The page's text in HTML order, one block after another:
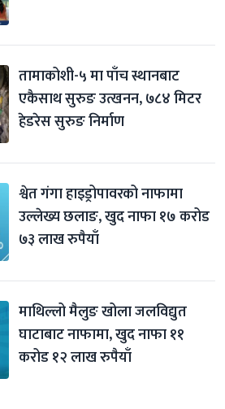
तामाकोशी-५ मा पाँच स्थानबाट
एकैसाथ सुरुङ उत्खनन, ७८४ मिटर
हेडरेस सुरुङ निर्माण
श्वेत गंगा हाइड्रोपावरको नाफामा
उल्लेख्य छलाङ, खुद नाफा १७ करोड
७३ लाख रुपैयाँ
माथिल्लो मैलुङ खोला जलविद्युत
घाटाबाट नाफामा, खुद नाफा ११
करोड १२ लाख रुपैयाँ